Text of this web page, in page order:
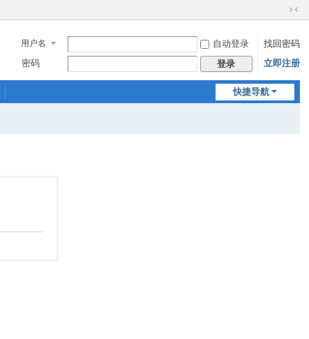
切
到
窄
用户名 自动登录
找回密码
密码
登录 立即注册
快捷导航